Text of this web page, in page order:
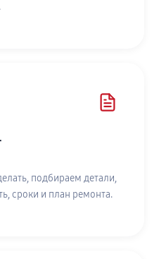
подбираем детали,
сроки и план ремонта.